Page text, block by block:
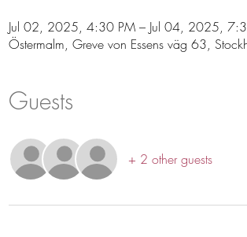
Jul 02, 2025, 4:30 PM – Jul 04, 2025,
Östermalm, Greve von Essens väg 63,
Guests
+ 2 other guests